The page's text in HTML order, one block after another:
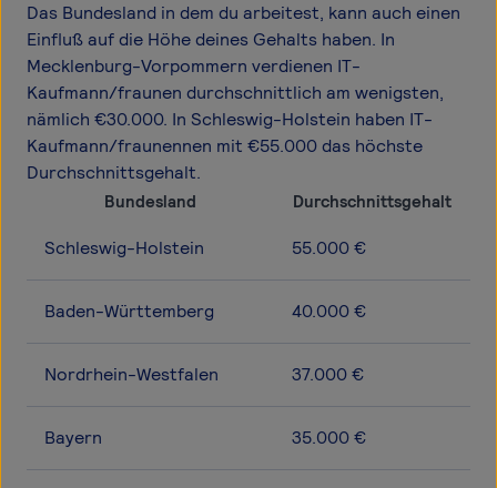
Das Bundesland in dem du arbeitest, kann auch einen
Einfluß auf die Höhe deines Gehalts haben. In
Mecklenburg-Vorpommern verdienen IT-
Kaufmann/fraunen durchschnittlich am wenigsten,
nämlich €30.000. In Schleswig-Holstein haben IT-
Kaufmann/fraunennen mit €55.000 das höchste
Durchschnittsgehalt.
Bundesland Durchschnittsgehalt
Schleswig-Holstein 55.000 €
Baden-Württemberg 40.000 €
Nordrhein-Westfalen 37.000 €
Bayern 35.000 €